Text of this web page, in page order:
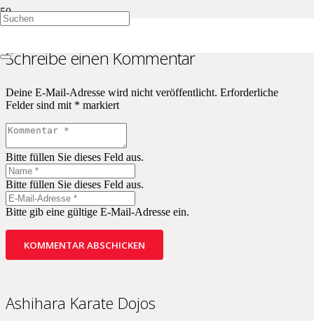
Schreibe einen Kommentar
Deine E-Mail-Adresse wird nicht veröffentlicht. Erforderliche
Felder sind mit * markiert
Bitte füllen Sie dieses Feld aus.
Bitte füllen Sie dieses Feld aus.
Bitte gib eine gültige E-Mail-Adresse ein.
KOMMENTAR ABSCHICKEN
Ashihara Karate Dojos